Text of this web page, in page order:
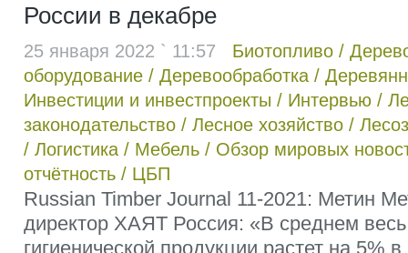
России в декабре
25 января 2022 ` 11:57 Биотопливо /
оборудование / Деревообработка /
Инвестиции и инвестпроекты / Интервью /
законодательство / Лесное хозяйство /
/ Логистика / Мебель / Обзор мировых
отчётность / ЦБП
Russian Timber Journal 11-2021: Метин
директор ХАЯТ Россия: «В среднем
гигиенической продукции растет на